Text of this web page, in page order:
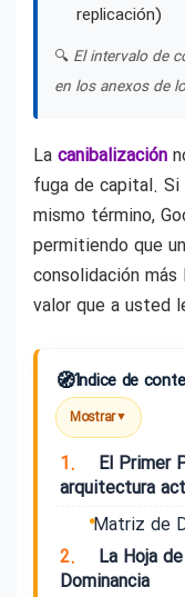
replicación)
🔍 El intervalo de
en los anexos de
La canibalización
fuga de capital. Si
mismo término,
permitiendo que
consolidación
valor que a usted
🧭Índice de
Mostrar▼
1.
El Primer
arquitectura
Matriz de
2.
La Hoja
Dominancia